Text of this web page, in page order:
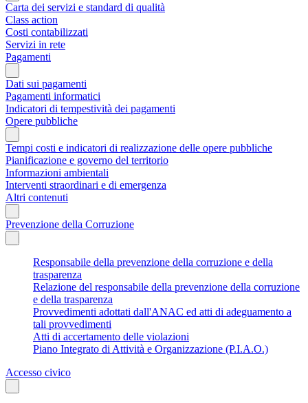
Carta dei servizi e standard di qualità
Class action
Costi contabilizzati
Servizi in rete
Pagamenti
Dati sui pagamenti
Pagamenti informatici
Indicatori di tempestività dei pagamenti
Opere pubbliche
Tempi costi e indicatori di realizzazione delle opere pubbliche
Pianificazione e governo del territorio
Informazioni ambientali
Interventi straordinari e di emergenza
Altri contenuti
Prevenzione della Corruzione
Responsabile della prevenzione della corruzione e della
trasparenza
Relazione del responsabile della prevenzione della corruzione
e della trasparenza
Provvedimenti adottati dall'ANAC ed atti di adeguamento a
tali provvedimenti
Atti di accertamento delle violazioni
Piano Integrato di Attività e Organizzazione (P.I.A.O.)
Accesso civico